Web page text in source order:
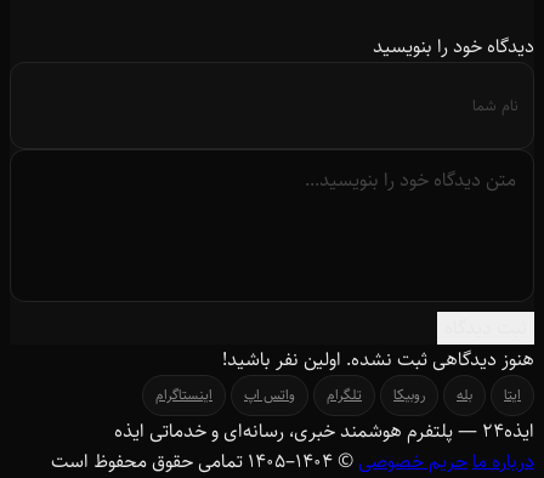
دیدگاه خود را بنویسید
هنوز دیدگاهی ثبت نشده. اولین نفر باشید!
ایتا بله روبیکا تلگرام واتس اپ اینستاگرام
ایذه۲۴ — پلتفرم هوشمند خبری، رسانه‌ای و خدماتی ایذه
درباره ماحریم خصوصی© ۱۴۰۴–1405 تمامی حقوق محفوظ است